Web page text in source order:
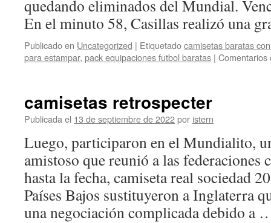
quedando eliminados del Mundial.
En el minuto 58, Casillas realizó una
Publicado en Uncategorized | Etiquetadocamisetas baratas
para estampar, pack equipaciones futbol baratas | Comentarios
camisetas retrospecter
Publicada el 13 de septiembre de 2022por istern
Luego, participaron en el Mundialito,
amistoso que reunió a las federaciones
hasta la fecha, camiseta real sociedad
Países Bajos sustituyeron a Inglaterra
una negociación complicada debido a